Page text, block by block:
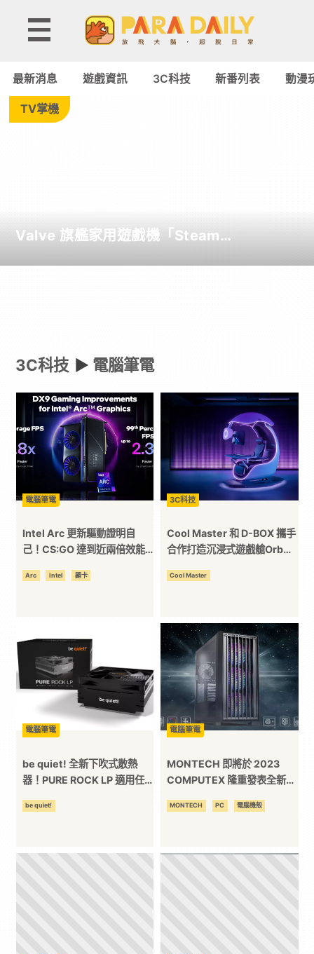
3C
技
腦
筆
Paradaily
遊
戲
｜
動
二
次
元
｜
3C
科
最新消息 遊戲資訊 3C科技 新番列表 動漫
TV掌機
Valve 旗艦家用遊戲機「Steam
3C科技 ► 電腦筆電
電腦筆電
Intel Arc 更新驅動證明自
己！CS:GO 達到近兩倍效能
Arc Intel 顯卡
3C科技
Cool Master 和 D-BOX 攜手
合作打造沉浸式遊戲艙Orb
Cool Master
電腦筆電
be quiet! 全新下吹式散熱
器！PURE ROCK LP 適用任
be quiet!
電腦筆電
MONTECH 即將於 2023
COMPUTEX 隆重發表全新
MONTECH PC 電腦機殼